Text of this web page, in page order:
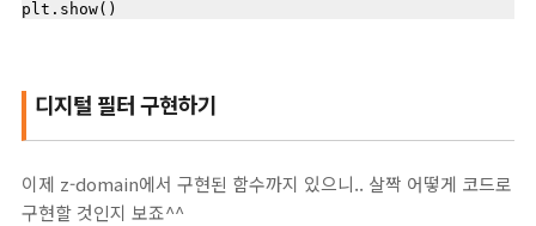
디지털 필터 구현하기
이제 z-domain에서 구현된 함수까지 있으니.. 살짝 어떻게 코드로
구현할 것인지 보죠^^